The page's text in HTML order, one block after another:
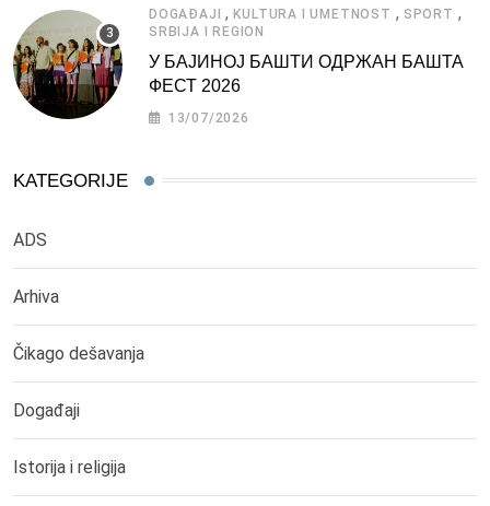
DOGAĐAJI ,KULTURA I UMETNOST , SPORT ,
SRBIJA I REGION
У БАЈИНОЈ БАШТИ ОДРЖАН БАШТА
ФЕСТ 2026
13/07/2026
KATEGORIJE
ADS
Arhiva
Čikago dešavanja
Događaji
Istorija i religija